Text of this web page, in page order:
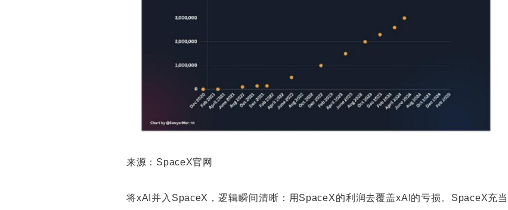
来源：SpaceX官网
将xAI并入SpaceX，逻辑瞬间清晰：用SpaceX的利润去覆盖xAI的亏损。SpaceX充当